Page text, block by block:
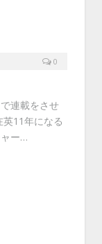
0
連載をさせ
11年になる
ー…